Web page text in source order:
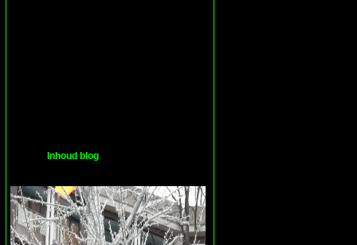
Inhoud blog